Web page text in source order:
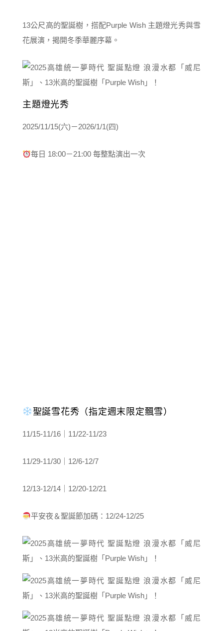
13公尺高的聖誕樹，搭配Purple Wish 主題燈光秀與雪
花展演，揭開冬季華麗序幕。
主題燈光秀
2025/11/15(六)－2026/1/1(四)
每日 18:00－21:00 每整點演出一次
聖誕雪花秀（指定週末限定飄雪）
11/15-11/16｜11/22-11/23
11/29-11/30｜12/6-12/7
12/13-12/14｜12/20-12/21
平安夜＆聖誕節加碼：12/24-12/25